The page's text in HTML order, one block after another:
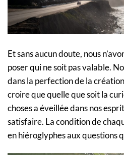
Et sans aucun doute, nous
poser qui ne soit pas valable.
dans la perfection de la
croire que quelle que soit la
choses a éveillée dans nos
satisfaire. La condition de
en hiéroglyphes aux questions